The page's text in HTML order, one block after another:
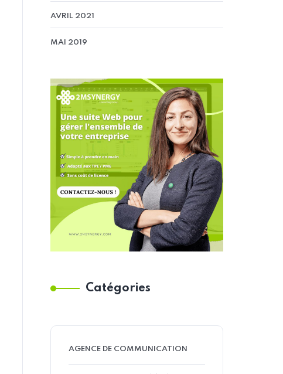
AVRIL 2021
MAI 2019
Catégories
AGENCE DE COMMUNICATION